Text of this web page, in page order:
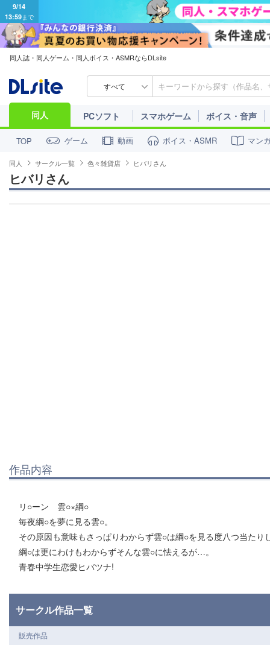
13:59 まで
同人誌・同人ゲーム・同人ボイス・ASMRならDLsite
すべて
同人 PCソフト スマホゲーム ボイス・音声
TOP ゲーム 動画 ボイス・ASMR マン
同人 サークル一覧 色々雑貨店 ヒバリさん
ヒバリさん
作品内容
リ○ーン 雲○×綱○
毎夜綱○を夢に見る雲○。
その原因も意味もさっぱりわからず雲○は綱○を見る度八つ当たり
綱○は更にわけもわからずそんな雲○に怯えるが…。
青春中学生恋愛ヒバツナ!
サークル作品一覧
販売作品